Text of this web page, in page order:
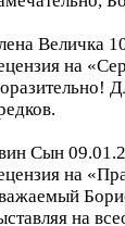
Величка
на
Сын
на
на